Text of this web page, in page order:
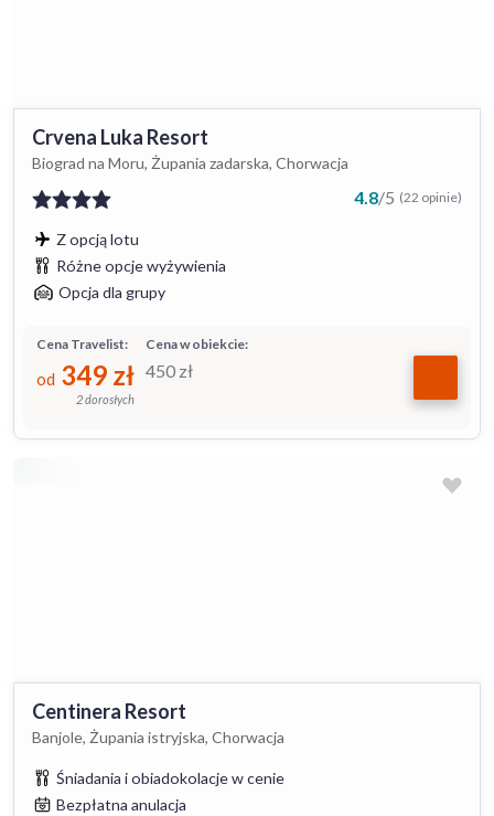
Crvena Luka Resort
Biograd na Moru, Żupania zadarska, Chorwacja
4.8/5 (22 opinie)
Z opcją lotu
Różne opcje wyżywienia
Opcja dla grupy
Cena w obiekcie:
450 zł
Cena Travelist:
od 349 zł
2 dorosłych
Centinera Resort
Banjole, Żupania istryjska, Chorwacja
Śniadania i obiadokolacje w cenie
Bezpłatna anulacja